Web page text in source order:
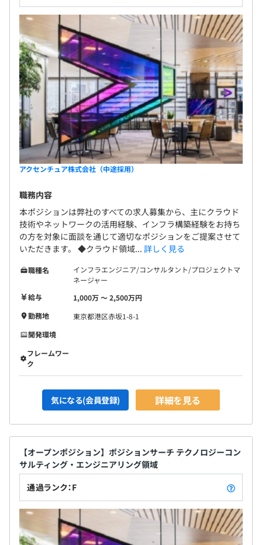
アクセンチュア株式会社（中途採用）
職務内容
本ポジションは弊社のすべての求人募集から、主にクラウド
技術やネットワークの活用経験、インフラ構築経験をお持ち
の方を対象に面談を通じて適切なポジションをご提案させて
いただきます。 ◆クラウド領域... 詳しく見る
職種名
インフラエンジニア/コンサルタント/プロジェクトマ
ネージャー
給与
1,000万 〜 2,500万円
勤務地
東京都港区赤坂1-8-1
開発環境
フレームワー
ク
気になる(会員登録) 詳細を見る
【オープンポジション】ポジションサーチ テクノロジーコン
サルティング・エンジニアリング領域
通過ランク：F